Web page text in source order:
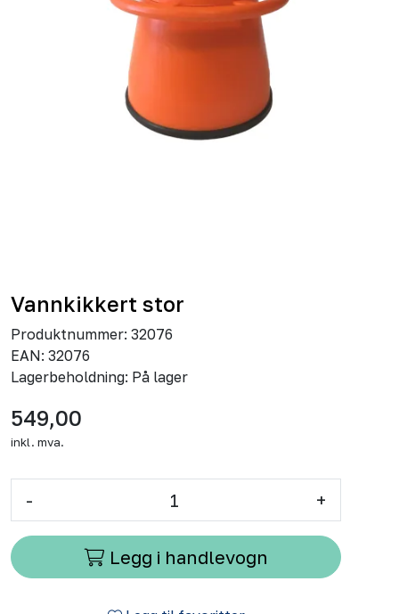
Vannkikkert stor
Produktnummer: 32076
EAN: 32076
Lagerbeholdning: På lager
549,00
inkl. mva.
- +
Legg i handlevogn